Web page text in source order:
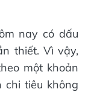
nay có dấu
thiết. Vì vậy,
một khoản
tiêu không